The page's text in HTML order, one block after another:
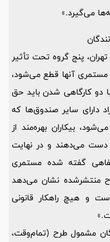
می‌گیرد.»
پنج گروه تحت تأثیر
مستمری آنها قطع می‌شود،
دو کارگاهی شدن باید حق
دارای سایر صندوق‌ها که
بیکاران بهره‌مند از
دست می‌دهند و در نهایت
گفته شده مستمری
منتشرشده نشان می‌دهد
و هیچ راهکار قانونی
مشمول طرح (تمام‌وقت،